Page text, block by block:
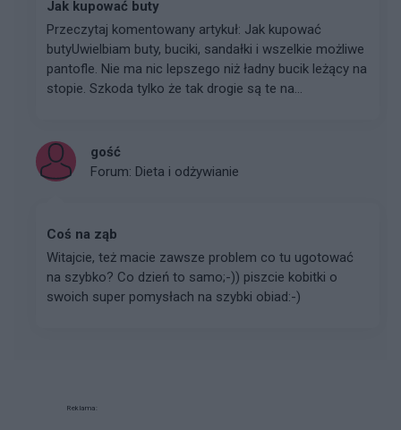
Jak kupować buty
Przeczytaj komentowany artykuł: Jak kupować
butyUwielbiam buty, buciki, sandałki i wszelkie możliwe
pantofle. Nie ma nic lepszego niż ładny bucik leżący na
stopie. Szkoda tylko że tak drogie są te na...
gość
Forum: Dieta i odżywianie
Coś na ząb
Witajcie, też macie zawsze problem co tu ugotować
na szybko? Co dzień to samo;-)) piszcie kobitki o
swoich super pomysłach na szybki obiad:-)
Reklama: